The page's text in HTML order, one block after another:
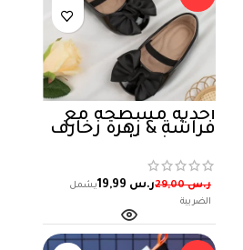
أحذية مسطحة مع
فراشة & زهرة زخارف
و مرون حزام ,
المقاس : 29
ر.س29,00 ر.س